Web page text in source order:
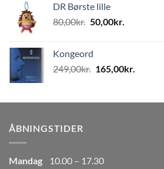
var:
80,00kr..50,00kr..
DR Børste lille
80,00kr. Den
var:
80,00kr..
50,00kr.
50,00kr..
Kongeord
249,00kr. Den
var:
165,00kr.
er:
ÅBNINGSTIDER
Mandag
10.00 – 17.30